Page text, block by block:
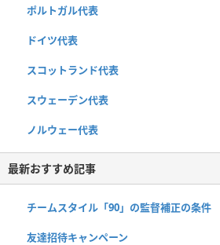
ポルトガル代表
ドイツ代表
スコットランド代表
スウェーデン代表
ノルウェー代表
最新おすすめ記事
チームスタイル「90」の監督補正の条件
友達招待キャンペーン